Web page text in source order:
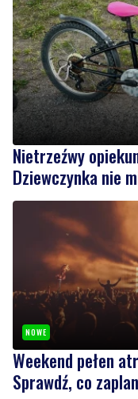
Czytaj również
Nietrzeźwy
Dziewczynka nie
NOWE